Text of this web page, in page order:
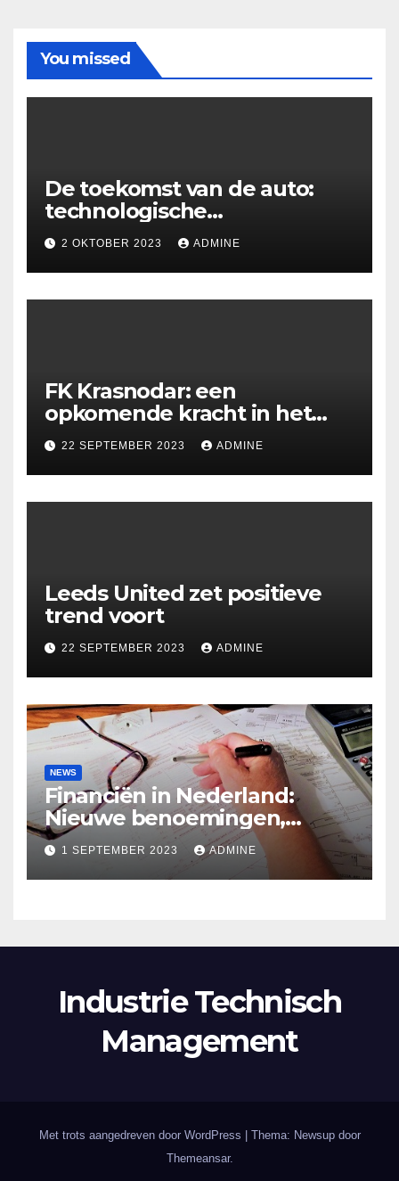
You missed
De toekomst van de auto:
technologische
ontwikkelingen en
uitdagingen
2 OKTOBER 2023 ADMINE
FK Krasnodar: een
opkomende kracht in het
Russische voetbal
22 SEPTEMBER 2023 ADMINE
Leeds United zet positieve
trend voort
22 SEPTEMBER 2023 ADMINE
NEWS
Financiën in Nederland:
Nieuwe benoemingen,
spaarrente en politieke
beloftes
1 SEPTEMBER 2023 ADMINE
Industrie Technisch
Management
Met trots aangedreven door WordPress
Thema: Newsup door
Themeansar.